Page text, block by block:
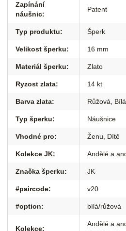
Zapínání
náušnic:
Patent
Typ produktu: Šperk
Velikost šperku: 16 mm
Materiál šperku: Zlato
Ryzost zlata: 14 kt
Barva zlata: Růžová Bílá
Typ šperku: Náušnice
Vhodné pro: Ženu Dítě
Kolekce JK: Andělé a
Značka šperku: JK
#paircode: v20
#option: bílá/růžová
Kolekce:
Andělé a